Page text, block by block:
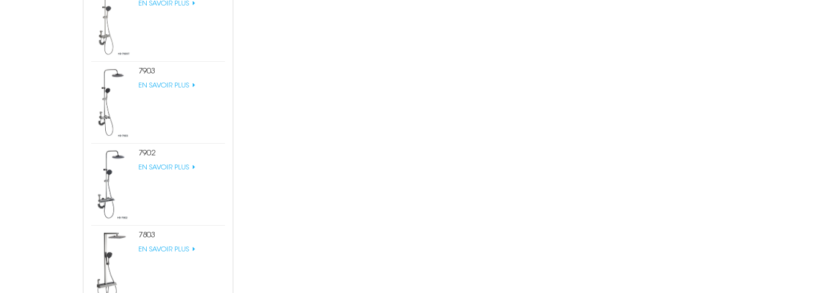
EN SAVOIR PLUS
7903
EN SAVOIR PLUS
7902
EN SAVOIR PLUS
7803
EN SAVOIR PLUS